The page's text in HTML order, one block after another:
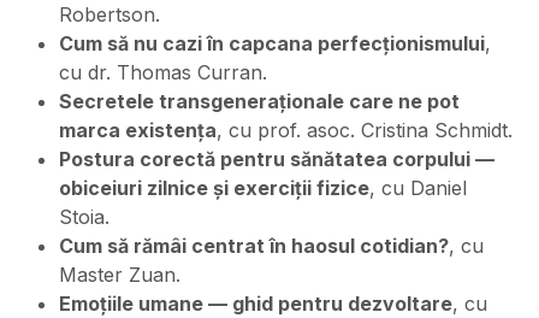
Robertson.
Cum să nu cazi în capcana perfecționismului,
cu dr. Thomas Curran.
Secretele transgeneraționale care ne pot
marca existența, cu prof. asoc. Cristina Schmidt.
Postura corectă pentru sănătatea corpului —
obiceiuri zilnice și exerciții fizice, cu Daniel
Stoia.
Cum să rămâi centrat în haosul cotidian?, cu
Master Zuan.
Emoțiile umane — ghid pentru dezvoltare, cu